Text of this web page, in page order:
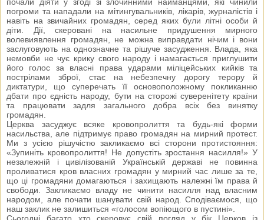
погроми та нападали на мітингувальників, лікарів, журналістів і
навіть на звичайних громадян, серед яких були літні особи й
діти. Дії, скеровані на насильне придушення мирного
волевиявлення громадян, не можна виправдати нічим і вони
заслуговують на однозначне та рішуче засудження. Влада, яка
немовби не чує крику свого народу і намагається приглушити
його голос за власні права ударами міліцейських кийків та
пострілами зброї, стає на небезпечну дорогу терору й
диктатури, що суперечать її основоположному покликанню
дбати про єдність народу, бути на сторожі суверенітету країни
та працювати задля загального добра всіх без винятку
громадян.
Церква засуджує всяке кровопролиття та будь-які форми
насильства, але підтримує право громадян на мирний протест.
Ми з усією рішучістю закликаємо всі сторони протистояння:
«Зупиніть кровопролиття! Не допустіть зростання насилля!» У
незалежній і цивілізованій Українській державі не повинна
проливатися кров власних громадян у мирний час лише за те,
що ці громадяни домагаються і захищають належні їм права й
свободи. Закликаємо владу не чинити насилля над власним
народом, але почати шанувати свій народ. Сподіваємося, що
наш заклик не залишиться «голосом вопіющого в пустині».